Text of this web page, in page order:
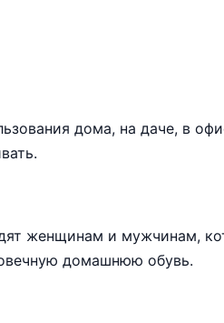
дома, на даче, в
женщинам и мужчинам,
домашнюю обувь.